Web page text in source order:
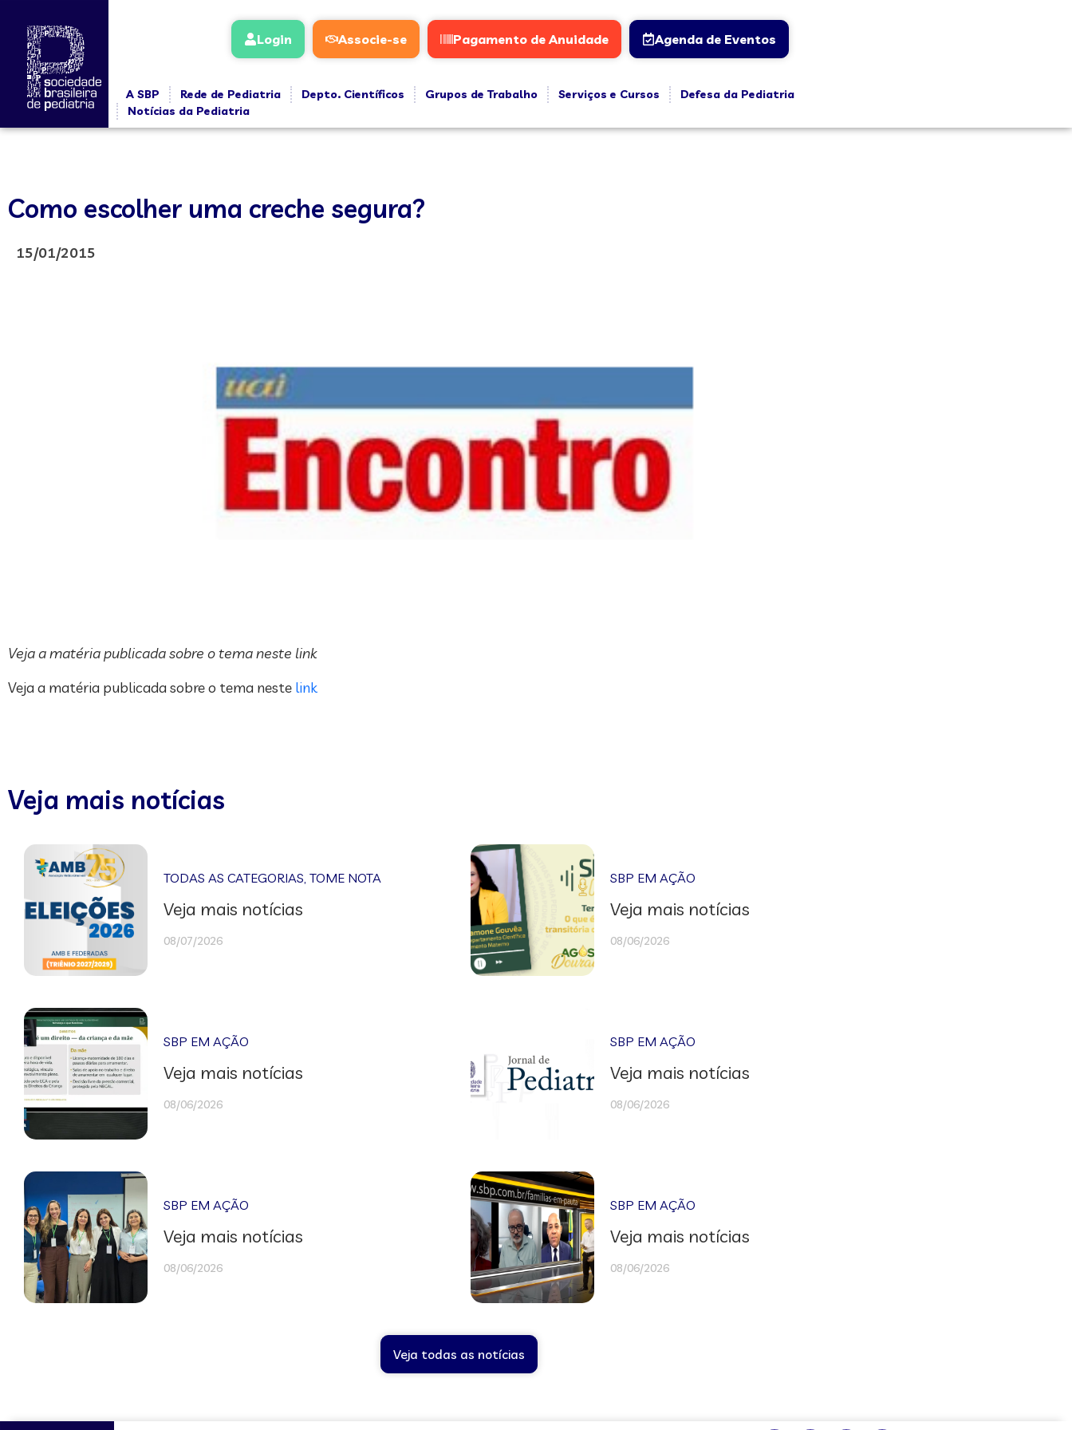
Login Associe-se Pagamento de Anuidade Agenda de Eventos
A SBP Rede de Pediatria Depto. Científicos Grupos de Trabalho Serviços e Cursos
Defesa da Pediatria
Notícias da Pediatria
Como escolher uma creche segura?
15/01/2015
Veja a matéria publicada sobre o tema neste link
Veja a matéria publicada sobre o tema neste link
Veja mais notícias
TODAS AS CATEGORIAS ,TOME NOTA
Veja mais notícias
08/07/2026
SBP EM AÇÃO
Veja mais notícias
08/06/2026
SBP EM AÇÃO
Veja mais notícias
08/06/2026
SBP EM AÇÃO
Veja mais notícias
08/06/2026
SBP EM AÇÃO
Veja mais notícias
08/06/2026
SBP EM AÇÃO
Veja mais notícias
08/06/2026
Veja todas as notícias